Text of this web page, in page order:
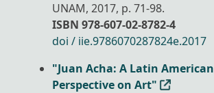
UNAM, 2017, p. 71-98.
ISBN 978-607-02-8782-4
doi / iie.9786070287824e.2017
"Juan Acha: A Latin American
Perspective on Art"